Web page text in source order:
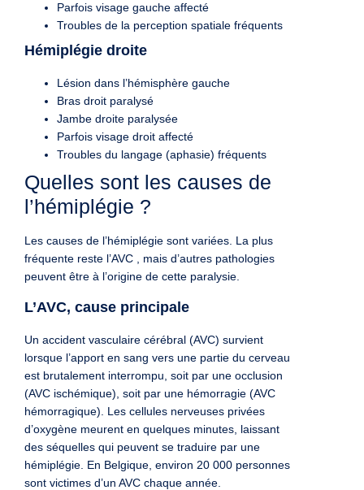
Parfois visage gauche affecté
Troubles de la perception spatiale fréquents
Hémiplégie droite
Lésion dans l’hémisphère gauche
Bras droit paralysé
Jambe droite paralysée
Parfois visage droit affecté
Troubles du langage (aphasie) fréquents
Quelles sont les causes de
l’hémiplégie ?
Les causes de l’hémiplégie sont variées. La plus
fréquente reste l’AVC , mais d’autres pathologies
peuvent être à l’origine de cette paralysie.
L’AVC, cause principale
Un accident vasculaire cérébral (AVC) survient
lorsque l’apport en sang vers une partie du cerveau
est brutalement interrompu, soit par une occlusion
(AVC ischémique), soit par une hémorragie (AVC
hémorragique). Les cellules nerveuses privées
d’oxygène meurent en quelques minutes, laissant
des séquelles qui peuvent se traduire par une
hémiplégie. En Belgique, environ 20 000 personnes
sont victimes d’un AVC chaque année.